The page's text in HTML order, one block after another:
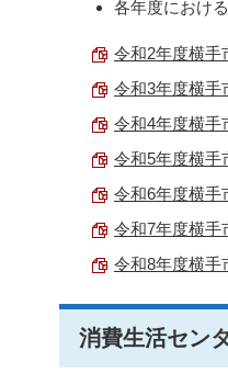
各年度におけ
令和2年度横手
令和3年度横手
令和4年度横手
令和5年度横手
令和6年度横手
令和7年度横手
令和8年度横手
消費生活セン